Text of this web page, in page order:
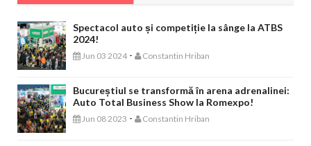
Spectacol auto și competiție la sânge la ATBS
2024!
Jun 03 2024 - Constantin Hriban
Bucureștiul se transformă în arena adrenalinei:
Auto Total Business Show la Romexpo!
Jun 08 2023 - Constantin Hriban